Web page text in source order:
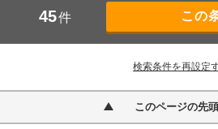
45件
検索条件を再設定
このページの先